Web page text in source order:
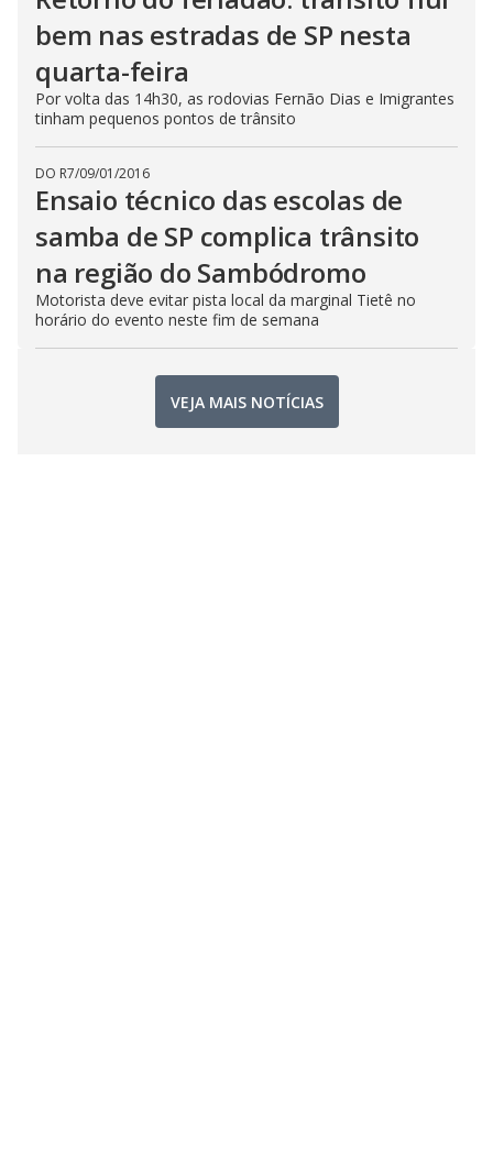
bem nas estradas de SP nesta
quarta-feira
Por volta das 14h30, as rodovias Fernão Dias e Imigrantes
tinham pequenos pontos de trânsito
DO R7/09/01/2016
Ensaio técnico das escolas de
samba de SP complica trânsito
na região do Sambódromo
Motorista deve evitar pista local da marginal Tietê no
horário do evento neste fim de semana
VEJA MAIS NOTÍCIAS